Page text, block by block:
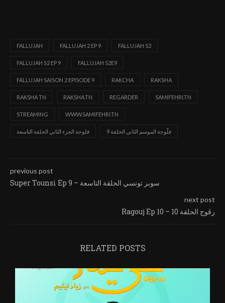
FALLUJAH FALLUJAH 2 EP 9 FALLUJAH S2
FALLUJAH S2 EP 9 FALLUJAH S2E9
FALLUJAH SAISON 2 EPISODE 9 RAKCHA RAKSHA
RAKSHA TN RAKSHA.TN REGARDER SAMIFEHRI.TN
STREAMING WWW.SAMIFEHRI.TN
فلوجة الجزء الثاني الحلقة التاسعة فلّوجة الموسم الثاني الحلقة 9
previous post
Super Tounsi Ep 9 – سوبر تونسي الحلقة التاسعة
next post
Ragouj Ep 10 – رڨوج الحلقة 10
RELATED POSTS